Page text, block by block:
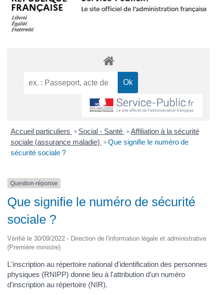
Accueil particuliers > Social - Santé > Affiliation à la sécurité
sociale (assurance maladie) > Que signifie le numéro de
sécurité sociale ?
Question-réponse
Que signifie le numéro de sécurité
sociale ?
Vérifié le 30/09/2022 - Direction de l'information légale et administrative
(Première ministre)
L'inscription au répertoire national d'identification des personnes
physiques (RNIPP) donne lieu à l'attribution d'un numéro
d'inscription au répertoire (NIR).